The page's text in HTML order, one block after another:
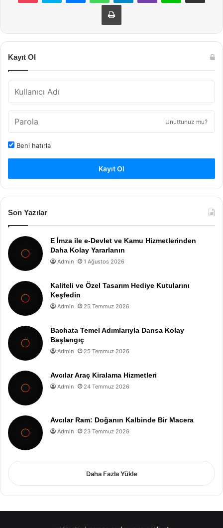
Yazdır
Kayıt Ol
Unuttunuz mu?
Beni hatırla
Kayıt Ol
Son Yazılar
E İmza ile e-Devlet ve Kamu Hizmetlerinden
Daha Kolay Yararlanın
Admin 1 Ağustos 2026
Kaliteli ve Özel Tasarım Hediye Kutularını
Keşfedin
Admin 25 Temmuz 2026
Bachata Temel Adımlarıyla Dansa Kolay
Başlangıç
Admin 25 Temmuz 2026
Avcılar Araç Kiralama Hizmetleri
Admin 24 Temmuz 2026
Avcılar Ram: Doğanın Kalbinde Bir Macera
Admin 23 Temmuz 2026
Daha Fazla Yükle